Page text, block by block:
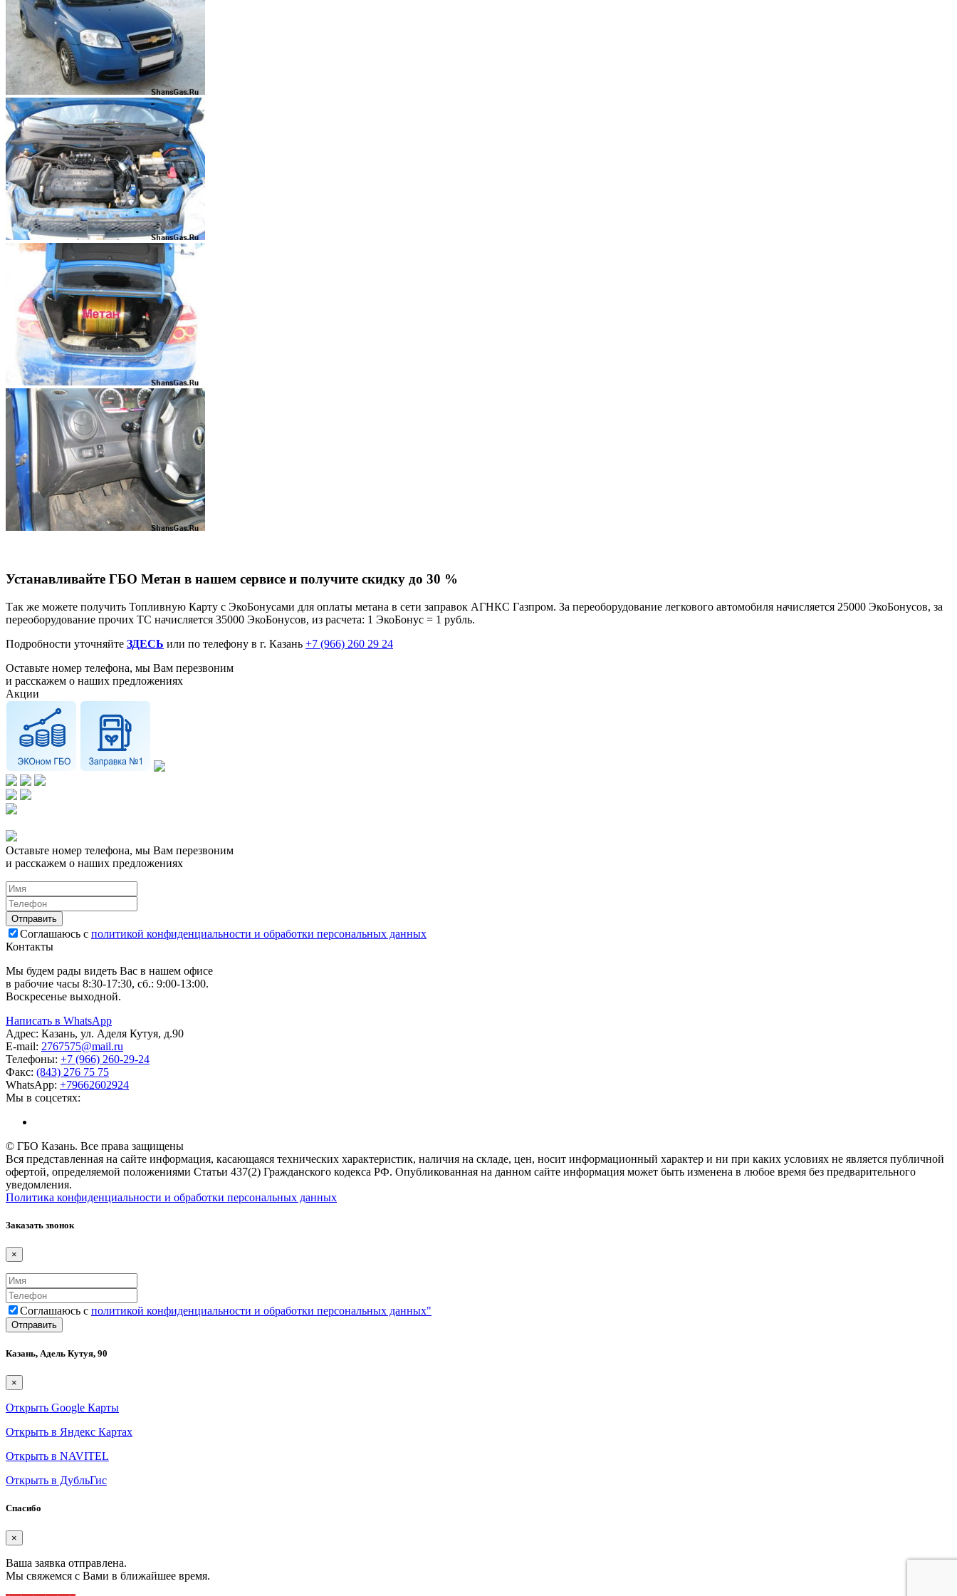
Устанавливайте ГБО Метан в нашем сервисе и получите скидку до 30 %
Так же можете получить Топливную Карту с ЭкоБонусами для оплаты метана в сети заправок АГНКС Газпром. За переоборудование легкового автомобиля начисляется 25000 ЭкоБонусов, за
переоборудование прочих ТС начисляется 35000 ЭкоБонусов, из расчета: 1 ЭкоБонус = 1 рубль.
Подробности уточняйте ЗДЕСЬ или по телефону в г. Казань +7 (966) 260 29 24
Оставьте номер телефона, мы Вам перезвоним
и расскажем о наших предложениях
Акции
Оставьте номер телефона, мы Вам перезвоним
и расскажем о наших предложениях
Соглашаюсь с политикой конфиденциальности и обработки персональных данных
Контакты
Мы будем рады видеть Вас в нашем офисе
в рабочие часы 8:30-17:30, сб.: 9:00-13:00.
Воскресенье выходной.
Написать в WhatsApp
Адрес: Казань, ул. Аделя Кутуя, д.90
E-mail: 2767575@mail.ru
Телефоны: +7 (966) 260-29-24
Факс: (843) 276 75 75
WhatsApp: +79662602924
Мы в соцсетях:
© ГБО Казань. Все права защищены
Вся представленная на сайте информация, касающаяся технических характеристик, наличия на складе, цен, носит информационный характер и ни при каких условиях не является публичной
офертой, определяемой положениями Статьи 437(2) Гражданского кодекса РФ. Опубликованная на данном сайте информация может быть изменена в любое время без предварительного
уведомления.
Политика конфиденциальности и обработки персональных данных
Заказать звонок
×
Соглашаюсь с политикой конфиденциальности и обработки персональных данных"
Казань, Адель Кутуя, 90
×
Открыть Google Карты
Открыть в Яндекс Картах
Открыть в NAVITEL
Открыть в ДубльГис
Спасибо
×
Ваша заявка отправлена.
Мы свяжемся с Вами в ближайшее время.